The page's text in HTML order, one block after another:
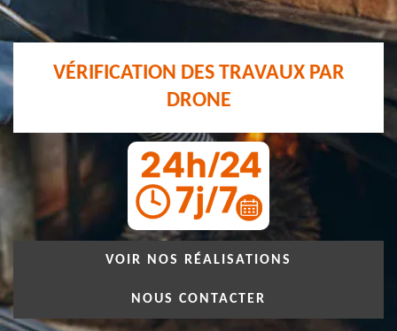
VÉRIFICATION DES TRAVAUX PAR
DRONE
VOIR NOS RÉALISATIONS
NOUS CONTACTER